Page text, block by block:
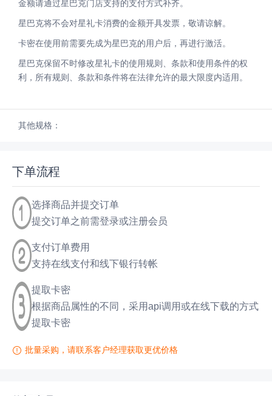
金额请通过星巴克门店支持的支付方式补齐。
星巴克将不会对星礼卡消费的金额开具发票，敬请谅解。
卡密在使用前需要先成为星巴克的用户后，再进行激活。
星巴克保留不时修改星礼卡的使用规则、条款和使用条件的权
利，所有规则、条款和条件将在法律允许的最大限度内适用。
其他规格：
下单流程
选择商品并提交订单
提交订单之前需登录或注册会员
支付订单费用
支持在线支付和线下银行转帐
提取卡密
根据商品属性的不同，采用api调用或在线下载的方式
提取卡密
批量采购，请联系客户经理获取更优价格